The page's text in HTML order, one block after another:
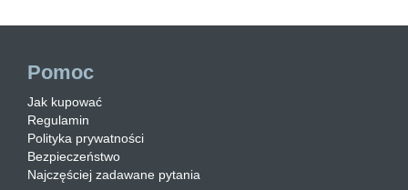
Pomoc
Jak kupować
Regulamin
Polityka prywatności
Bezpieczeństwo
Najczęściej zadawane pytania